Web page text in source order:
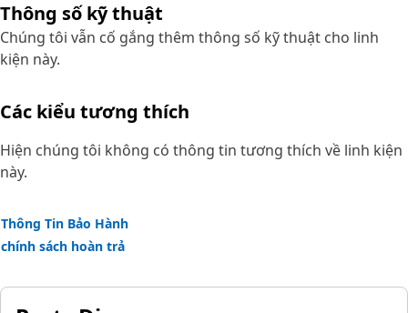
Thông số kỹ thuật
Chúng tôi vẫn cố gắng thêm thông số kỹ thuật cho linh
kiện này.
Các kiểu tương thích
Hiện chúng tôi không có thông tin tương thích về linh kiện
này.
Thông Tin Bảo Hành
chính sách hoàn trả